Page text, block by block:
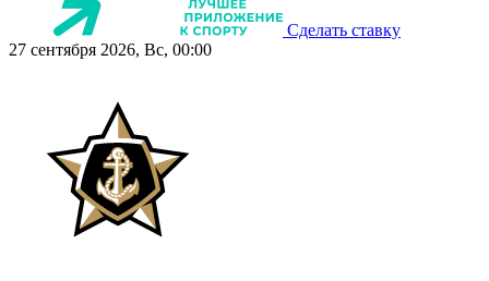
Сделать ставку
27 сентября 2026, Вс, 00:00